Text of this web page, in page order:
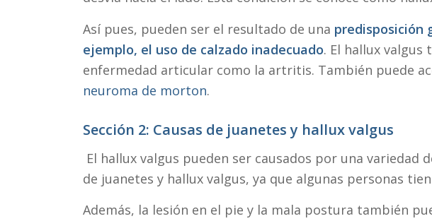
Así pues, pueden ser el resultado de una predisposición
ejemplo, el uso de calzado inadecuado. El hallux
enfermedad articular como la artritis. También puede
neuroma de morton.
Sección 2: Causas de juanetes y hallux valgus
El hallux valgus pueden ser causados ​​por una variedad
de juanetes y hallux valgus, ya que algunas personas
Además, la lesión en el pie y la mala postura también